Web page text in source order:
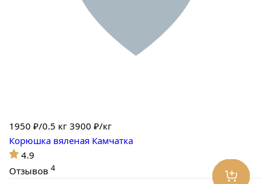
1950 ₽/0.5 кг 3900 ₽/кг
Корюшка вяленая Камчатка
4.9
Отзывов 4